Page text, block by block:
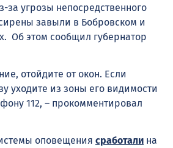
за угрозы непосредственного
завыли в Бобровском и
Об этом сообщил губернатор
отойдите от окон. Если
уходите из зоны его видимости
112, – прокомментировал
оповещения сработали на